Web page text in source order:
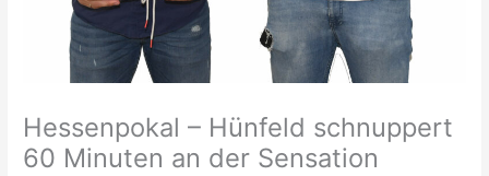
Hessenpokal – Hünfeld schnuppert
60 Minuten an der Sensation